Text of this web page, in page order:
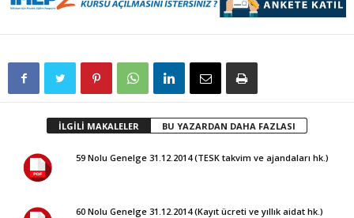
İLGİLİ MAKALELER BU YAZARDAN DAHA FAZLASI
59 Nolu Genelge 31.12.2014 (TESK takvim ve ajandaları hk.)
60 Nolu Genelge 31.12.2014 (Kayıt ücreti ve yıllık aidat hk.)